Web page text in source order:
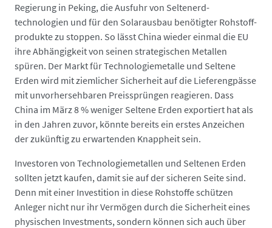
Regierung in Peking, die Ausfuhr von Seltenerd­
technologien und für den Solarausbau benötigter Rohstoff­
produkte zu stoppen. So lässt China wieder einmal die EU
ihre Abhängigkeit von seinen strategischen Metallen
spüren. Der Markt für Technologiemetalle und Seltene
Erden wird mit ziemlicher Sicherheit auf die Liefer­engpässe
mit unvorhersehbaren Preis­sprüngen reagieren. Dass
China im März 8 % weniger Seltene Erden exportiert hat als
in den Jahren zuvor, könnte bereits ein erstes Anzeichen
der zukünftig zu erwartenden Knappheit sein.
Investoren von Technologie­metallen und Seltenen Erden
sollten jetzt kaufen, damit sie auf der sicheren Seite sind.
Denn mit einer Investition in diese Rohstoffe schützen
Anleger nicht nur ihr Vermögen durch die Sicherheit eines
physischen Investments, sondern können sich auch über